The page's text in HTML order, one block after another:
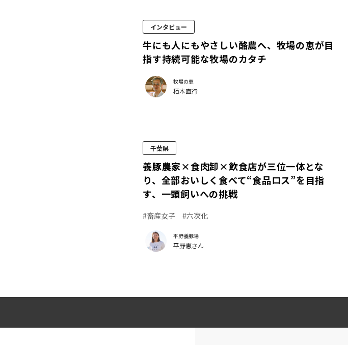
インタビュー
牛にも人にもやさしい酪農へ、牧場の恵が目
指す持続可能な牧場のカタチ
牧場の恵
栢本直行
千葉県
養豚農家×食肉卸×飲食店が三位一体とな
り、全部おいしく食べて“食品ロス”を目指
す、一頭飼いへの挑戦
#畜産女子 #六次化
平野養豚場
平野恵さん